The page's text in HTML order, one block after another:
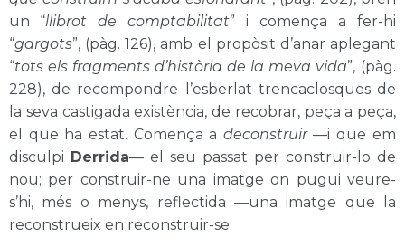
un “llibrot de comptabilitat” i comença a fer-hi
“gargots”, (pàg. 126), amb el propòsit d’anar aplegant
“tots els fragments d’història de la meva vida”, (pàg.
228), de recompondre l’esberlat trencaclosques de
la seva castigada existència, de recobrar, peça a peça,
el que ha estat. Comença a deconstruir —i que em
disculpi Derrida— el seu passat per construir-lo de
nou; per construir-ne una imatge on pugui veure-
s’hi, més o menys, reflectida —una imatge que la
reconstrueix en reconstruir-se.